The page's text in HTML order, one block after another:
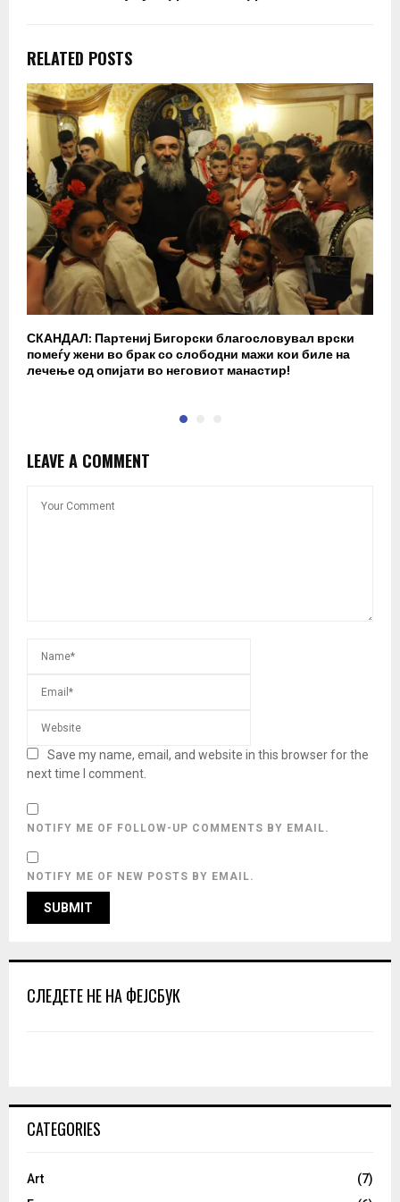
RELATED POSTS
СКАНДАЛ: Партениј Бигорски благословувал врски
помеѓу жени во брак со слободни мажи кои биле на
лечење од опијати во неговиот манастир!
LEAVE A COMMENT
Save my name, email, and website in this browser for the
next time I comment.
NOTIFY ME OF FOLLOW-UP COMMENTS BY EMAIL.
NOTIFY ME OF NEW POSTS BY EMAIL.
СЛЕДЕТЕ НЕ НА ФЕЈСБУК
CATEGORIES
Art
(7)